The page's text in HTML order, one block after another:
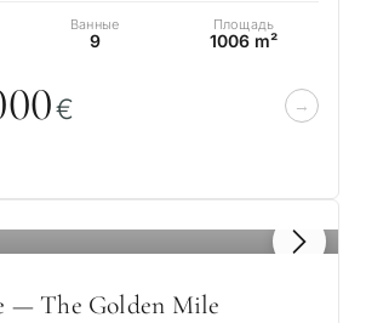
Ванные
9
Площадь
1006 m²
00€
— The Golden Mile